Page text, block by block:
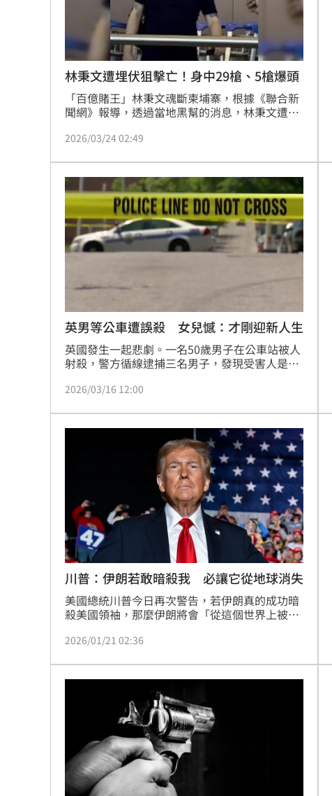
林秉文遭埋伏狙擊亡！身中29槍、5槍爆頭
「百億賭王」林秉文魂斷柬埔寨，根據《聯合新
聞網》報導，透過當地黑幫的消息，林秉文遭
顯示幕後黑手「一定要他死」，因此下令槍手
涉案者，1名疑為台籍人士，另1名疑為中國籍，
犯案動機不排除與債務、博弈利益分配問題有
關。
2026/03/24 02:49
英男等公車遭誤殺 女兒憾：才剛迎新人生
英國發生一起悲劇。一名50歲男子在公車站被人
射殺，警方循線逮捕三名男子，發現受害人是被
死亡時才剛被醫生宣布戰勝肺癌，準備迎來新人
2026/03/16 12:00
川普：伊朗若敢暗殺我 必讓它從地球消失
美國總統川普今日再次警告，若伊朗真的成功暗
殺美國領袖，那麼伊朗將會「從這個世界上被抹
2026/01/21 02:36